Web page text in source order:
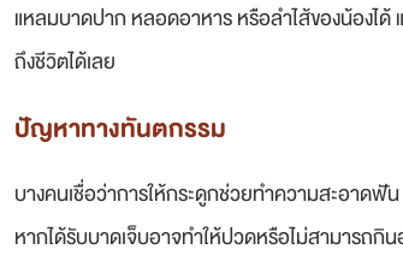
แหลมบาดปาก หลอดอาหาร หรือลำไส้ของน้องได้
ถึงชีวิตได้เลย
ปัญหาทางทันตกรรม
บางคนเชื่อว่าการให้กระดูกช่วยทำความสะอาดฟั
หากได้รับบาดเจ็บอาจทำให้ปวดหรือไม่สามารถกิ